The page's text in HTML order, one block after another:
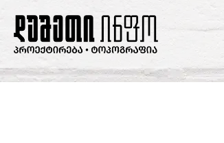
CONTENT